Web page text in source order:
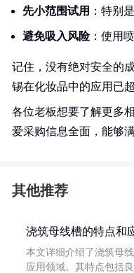
先小范围试用 ：特别
避免吸入风险：使用
记住，没有绝对安全的
锡在化妆品中的应用已
各位老板想要了解更多
爱采购信息全面，能够
其他推荐
浇筑母线槽的特点和
本文详细介绍了浇筑母
应用领域。其特点包括良